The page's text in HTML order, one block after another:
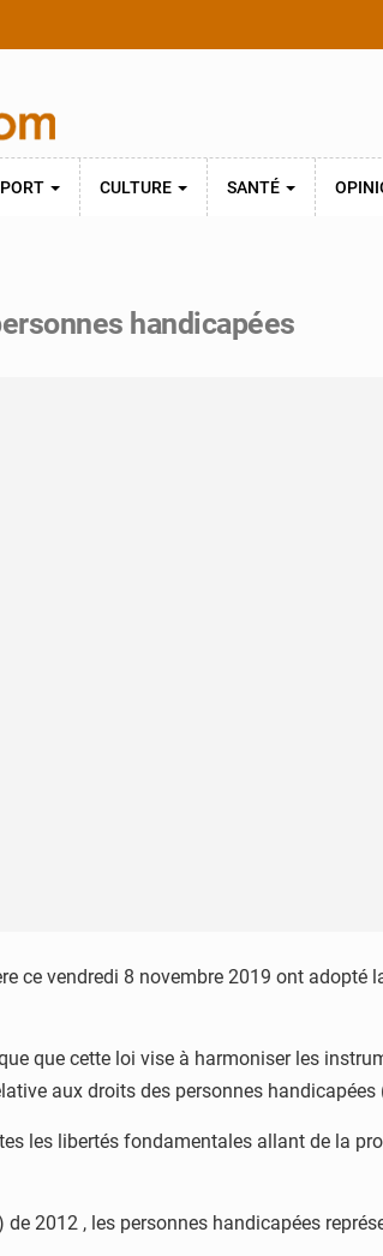
CULTURE SANTÉ
handicapées
ce vendredi 8 novembre 2019 ont
que cette loi vise à harmoniser les
aux droits des personnes handicapées
les libertés fondamentales allant de la
2012 , les personnes handicapées